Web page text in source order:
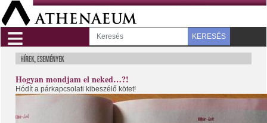
≡ KERESÉS
Hogyan mondjam el neked…?!
Hódít a párkapcsolati kibeszélő kötet!